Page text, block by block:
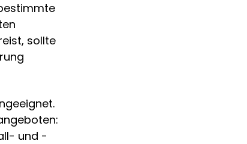
sollte
und -